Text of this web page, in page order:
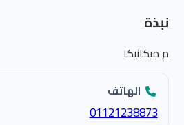
نبذة
م ميكانيكا
الهاتف
01121238873